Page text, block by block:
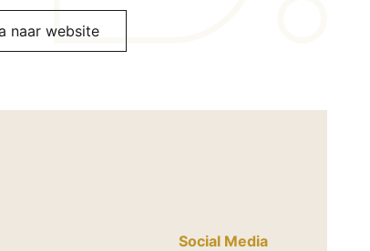
naar website
Social Media